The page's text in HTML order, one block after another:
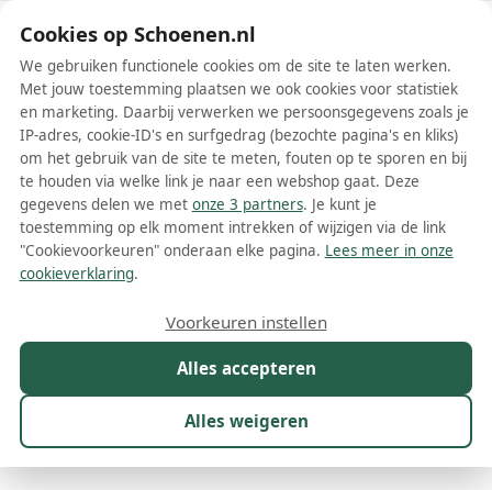
Schoenen.nl
Wis filters Alle filters
Nike Air Max Bolt schoenen
De Nike Air Max Bolt schoenen zijn een populair model van het
wereldberoemde merk Nike. Deze sportschoenen combineren stijl,
dagelijks gebruik als voor sportieve activiteiten. De Air Max Bolt is
een resultaat van jarenlange innovatie en ontwikkeling door Nike,
dat inmiddels een rijke geschiedenis heeft op het gebied van
sportkleding en -schoenen. Het is dan ook niet verwonderlijk dat
deze schoenen zo geliefd zijn bij zowel sporters als
sneakerliefhebbers.
Sneakers
Maat Merk 1 Model 1 Kleur Prijs
Cookies op Schoenen.nl
We gebruiken functionele cookies om de site te laten werken.
Met jouw toestemming plaatsen we ook cookies voor statistiek
en marketing. Daarbij verwerken we persoonsgegevens zoals je
IP-adres, cookie-ID's en surfgedrag (bezochte pagina's en kliks)
om het gebruik van de site te meten, fouten op te sporen en bij
te houden via welke link je naar een webshop gaat. Deze
gegevens delen we met onze 3 partners. Je kunt je
toestemming op elk moment intrekken of wijzigen via de link
"Cookievoorkeuren" onderaan elke pagina. Lees meer in onze
cookieverklaring.
Alles accepteren
Alles weigeren
Voorkeuren instellen